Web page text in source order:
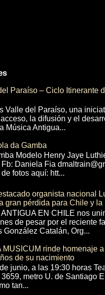
Paraíso – Ciclo Itinerante
Valle del Paraíso, una
la difusión y el
Música Antigua...
da Gamba
Modelo Henry Jaye
Fb: Daniela Fia
fotos aquí: htt...
organista nacional
gran pérdida para Chile y la
ANTIGUA EN CHILE nos
de pesar por el reciente
González Catalán, Org...
MUSICUM rinde homenaje
de su nacimiento
junio, a las 19:30 horas
metro U. de Santiago
tan...